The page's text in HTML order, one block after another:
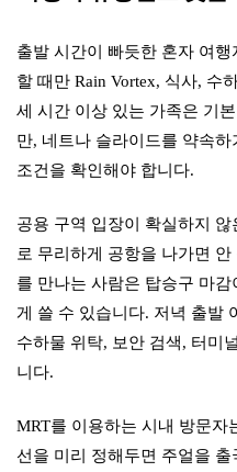
출발 시간이 빠듯한 혼자 여
할 때만 Rain Vortex, 식사, 수
세 시간 이상 있는 가족은 기
만, 네트나 슬라이드를 약속
조건을 확인해야 합니다.
공용 구역 입장이 확실하지 않
로 무리하게 공항을 나가면
를 만나는 사람은 탑승구 마
게 쓸 수 있습니다. 저녁 출발
수하물 위탁, 보안 검색, 터미
니다.
MRT를 이용하는 시내 방문자
선을 미리 정해두면 주얼을